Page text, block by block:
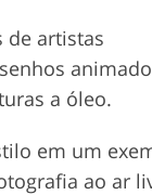
de artistas
a óleo.
em um
ao ar